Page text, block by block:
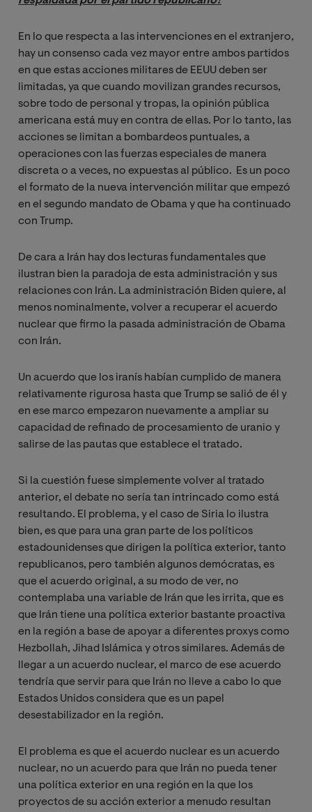
En lo que respecta a las intervenciones en el extranjero,
hay un consenso cada vez mayor entre ambos partidos
en que estas acciones militares de EEUU deben ser
limitadas, ya que cuando movilizan grandes recursos,
sobre todo de personal y tropas, la opinión pública
americana está muy en contra de ellas. Por lo tanto, las
acciones se limitan a bombardeos puntuales, a
operaciones con las fuerzas especiales de manera
discreta o a veces, no expuestas al público. Es un poco
el formato de la nueva intervención militar que empezó
en el segundo mandato de Obama y que ha continuado
con Trump.
De cara a Irán hay dos lecturas fundamentales que
ilustran bien la paradoja de esta administración y sus
relaciones con Irán. La administración Biden quiere, al
menos nominalmente, volver a recuperar el acuerdo
nuclear que firmo la pasada administración de Obama
con Irán.
Un acuerdo que los iranís habían cumplido de manera
relativamente rigurosa hasta que Trump se salió de él y
en ese marco empezaron nuevamente a ampliar su
capacidad de refinado de procesamiento de uranio y
salirse de las pautas que establece el tratado.
Si la cuestión fuese simplemente volver al tratado
anterior, el debate no sería tan intrincado como está
resultando. El problema, y el caso de Siria lo ilustra
bien, es que para una gran parte de los políticos
estadounidenses que dirigen la política exterior, tanto
republicanos, pero también algunos demócratas, es
que el acuerdo original, a su modo de ver, no
contemplaba una variable de Irán que les irrita, que es
que Irán tiene una política exterior bastante proactiva
en la región a base de apoyar a diferentes proxys como
Hezbollah, Jihad Islámica y otros similares. Además de
llegar a un acuerdo nuclear, el marco de ese acuerdo
tendría que servir para que Irán no lleve a cabo lo que
Estados Unidos considera que es un papel
desestabilizador en la región.
El problema es que el acuerdo nuclear es un acuerdo
nuclear, no un acuerdo para que Irán no pueda tener
una política exterior en una región en la que los
proyectos de su acción exterior a menudo resultan